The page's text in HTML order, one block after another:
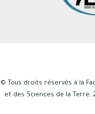
© Tous droits réservés à la
et des Sciences de la Terre,